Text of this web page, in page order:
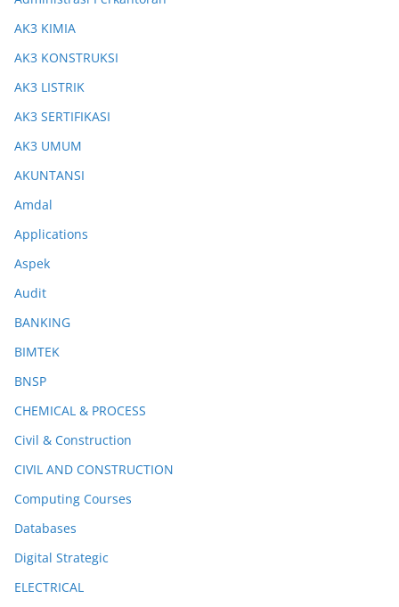
AK3 KIMIA
AK3 KONSTRUKSI
AK3 LISTRIK
AK3 SERTIFIKASI
AK3 UMUM
AKUNTANSI
Amdal
Applications
Aspek
Audit
BANKING
BIMTEK
BNSP
CHEMICAL & PROCESS
Civil & Construction
CIVIL AND CONSTRUCTION
Computing Courses
Databases
Digital Strategic
ELECTRICAL